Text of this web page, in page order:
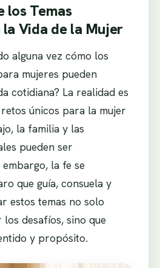
los Temas
Vida de la Mujer
alguna vez cómo los
mujeres pueden
cotidiana? La realidad es
únicos para la mujer
la familia y las
pueden ser
la fe se
que guía, consuela y
estos temas no solo
desafíos, sino que
y propósito.